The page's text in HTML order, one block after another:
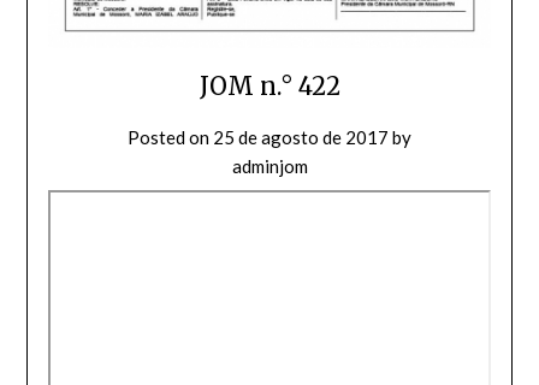
JOM n.° 422
Posted on 25 de agosto de 2017 by
adminjom